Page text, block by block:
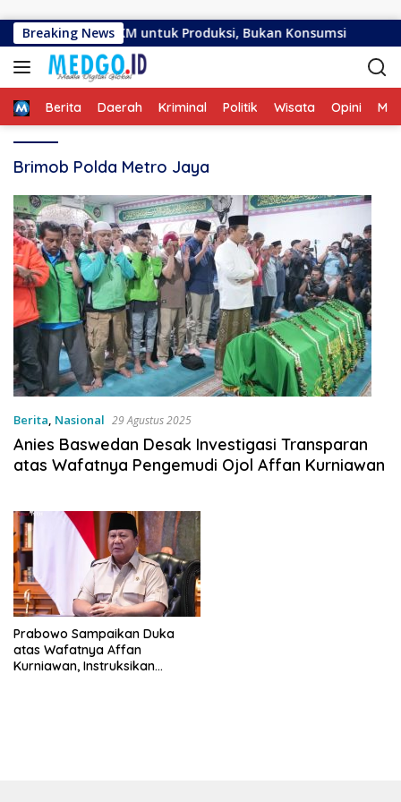
Breaking News
Usaha UMKM untuk Produksi, Bukan Konsumsi
HomeBerita Daerah Kriminal Politik Wisata Opini
Brimob Polda Metro Jaya
Berita, Nasional 29 Agustus 2025
Anies Baswedan Desak Investigasi Transparan
atas Wafatnya Pengemudi Ojol Affan Kurniawan
Prabowo Sampaikan Duka
atas Wafatnya Affan
Kurniawan, Instruksikan